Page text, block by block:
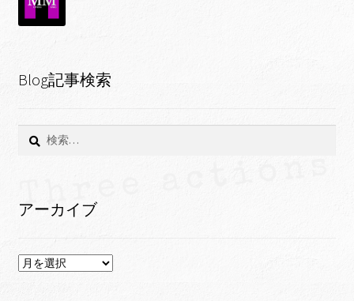
Blog記事検索
アーカイブ
ア